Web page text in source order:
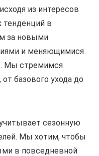
из интересов
тенденций в
за новыми
и меняющимися
Мы стремимся
базового ухода до
сезонную
Мы хотим, чтобы
в повседневной